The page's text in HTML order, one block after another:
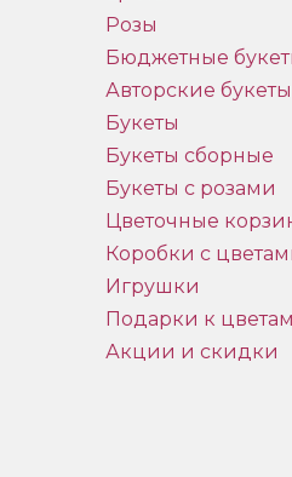
Розы
Бюджетные
Авторские букеты
Букеты
Букеты сборные
Букеты с розами
Цветочные
Коробки с
Игрушки
Подарки к цветам
Акции и скидки